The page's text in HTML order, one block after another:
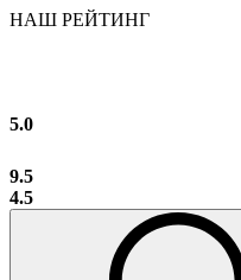
НАШ РЕЙТИНГ
5.0
9.5
4.5